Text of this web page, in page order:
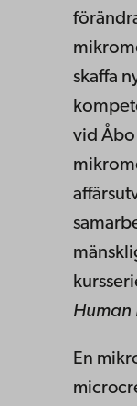
skaffa
vid
Human
En